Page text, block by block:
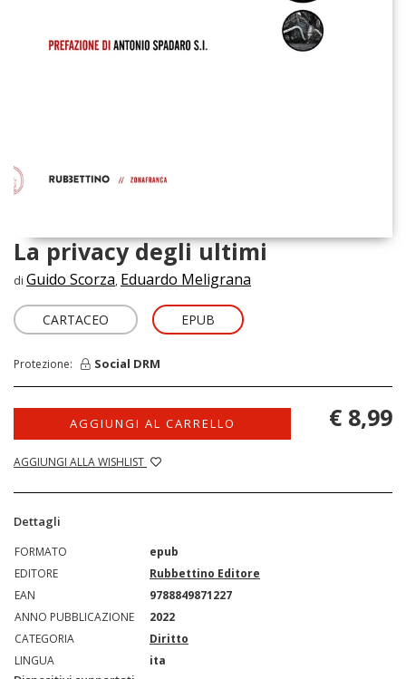
La privacy degli ultimi
di Guido Scorza, Eduardo Meligrana
CARTACEO EPUB
Protezione: Social DRM
AGGIUNGI AL CARRELLO
AGGIUNGI ALLA WISHLIST
€ 8,99
Dettagli
FORMATO
epub
EDITORE
Rubbettino Editore
EAN
9788849871227
ANNO PUBBLICAZIONE
2022
CATEGORIA
Diritto
LINGUA
ita